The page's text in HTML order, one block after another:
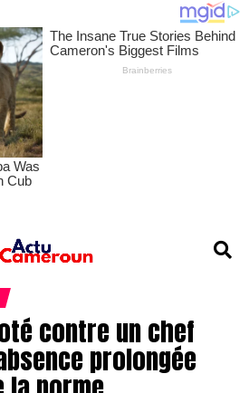
contre un chef
prolongée